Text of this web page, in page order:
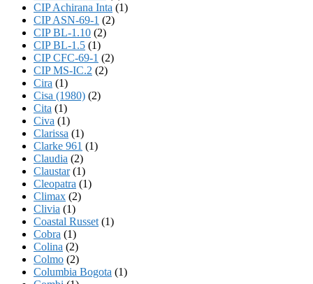
CIP Achirana Inta (1)
CIP ASN-69-1 (2)
CIP BL-1.10 (2)
CIP BL-1.5 (1)
CIP CFC-69-1 (2)
CIP MS-IC.2 (2)
Cira (1)
Cisa (1980) (2)
Cita (1)
Civa (1)
Clarissa (1)
Clarke 961 (1)
Claudia (2)
Claustar(1)
Cleopatra (1)
Climax (2)
Clivia (1)
Coastal Russet (1)
Cobra (1)
Colina (2)
Colmo (2)
Columbia Bogota (1)